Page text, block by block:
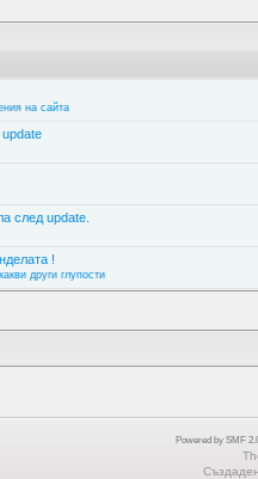
на сайта
след update.
!
други глупости
Powered by SMF